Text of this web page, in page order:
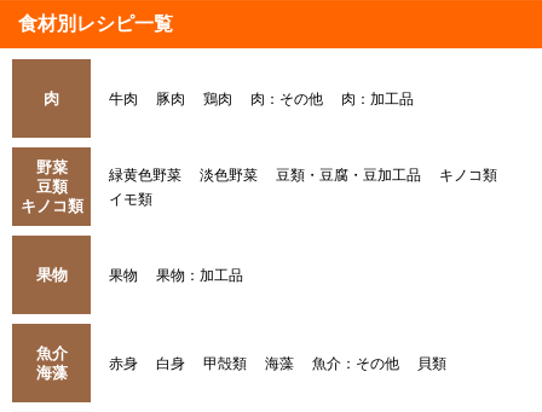
食材別レシピ一覧
肉 牛肉 豚肉 鶏肉 肉：その他 肉：加工品
野菜
豆類
キノコ類
緑黄色野菜 淡色野菜 豆類・豆腐・豆加工品
キノコ類
イモ類
果物 果物 果物：加工品
魚介
海藻
赤身 白身 甲殻類 海藻 魚介：その他 貝類